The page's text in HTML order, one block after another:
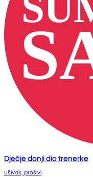
Dječje donji dio trenerke
ušivak, prošivi